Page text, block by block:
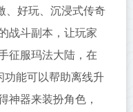
、好玩、沉浸式传奇
战斗副本，让玩家
征服玛法大陆，在
功能可以帮助离线升
神器来装扮角色，